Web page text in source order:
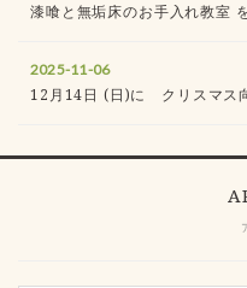
漆喰と無垢床のお手入れ教室
2025-11-06
12月14日 (日)に クリスマス